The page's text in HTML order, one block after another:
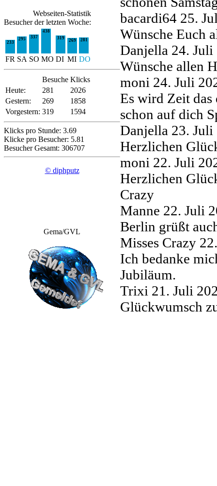
Webseiten-Statistik
Besucher der letzten Woche:
233
295 337
438
319
269 281
FR SA SO MO DI MI DO
Besuche Klicks
Heute:
281
2026
Gestern:
269
1858
Vorgestern: 319 1594
Klicks pro Stunde: 3.69
Klicke pro Besucher: 5.81
Besucher Gesamt: 306707
© diphputz
Gema/GVL
bacardi64 25.
Wünsche Euch
Danjella 24. Juli
Wünsche allen
moni 24. Juli
Es wird Zeit
schon auf dich
Danjella 23. Juli
Herzlichen
moni 22. Juli
Herzlichen
Crazy
Manne 22. Juli
Berlin grüßt
Misses Crazy
Ich bedanke
Jubiläum.
Trixi 21. Juli
Glückwumsch